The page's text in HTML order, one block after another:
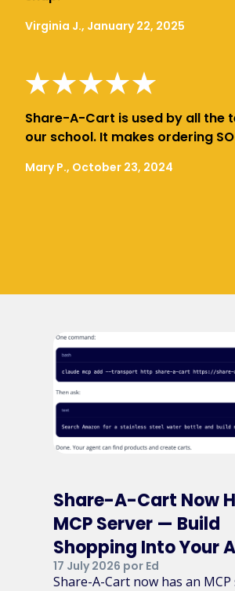
Virginia J., January 22, 2025
Share-A-Cart is used by all the
our school. It makes ordering
Mary P., October 23, 2024
Share-A-Cart Now
MCP Server — Build
Shopping Into Your
17 July 2026 por Ed
Share-A-Cart now has an